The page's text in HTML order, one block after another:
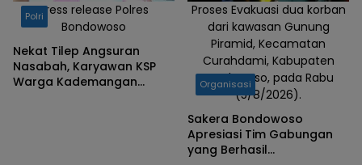
Press release Polres
Bondowoso
Polri
Nekat Tilep Angsuran
Nasabah, Karyawan KSP
Warga Kademangan
Proses Evakuasi dua korban
dari kawasan Gunung
Piramid, Kecamatan
Curahdami, Kabupaten
Bondowoso, pada Rabu
(5/8/2026).
Organisasi
Sakera Bondowoso
Apresiasi Tim Gabungan
yang Berhasil